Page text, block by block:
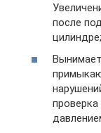
после
цилиндре;